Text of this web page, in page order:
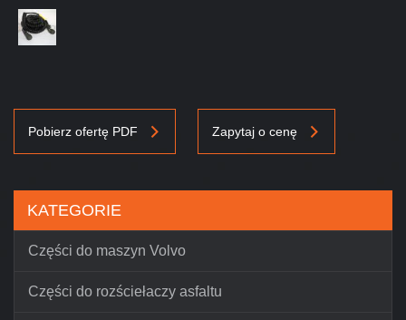
KATEGORIE
Części do maszyn Volvo
Części do rozściełaczy asfaltu
Pobierz ofertę PDF Zapytaj o cenę